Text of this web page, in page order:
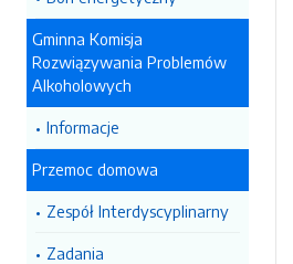
Gminna Komisja
Rozwiązywania Problemów
Alkoholowych
Informacje
Przemoc domowa
Zespół Interdyscyplinarny
Zadania